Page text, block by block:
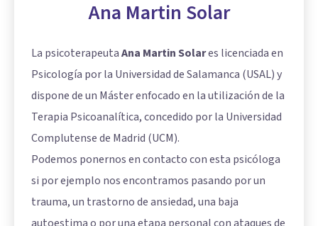
Ana Martin Solar
La psicoterapeutaAna Martin Solares licenciada en
Psicología por la Universidad de Salamanca (USAL) y
dispone de un Máster enfocado en la utilización de la
Terapia Psicoanalítica, concedido por la Universidad
Complutense de Madrid (UCM).
Podemos ponernos en contacto con esta psicóloga
si por ejemplo nos encontramos pasando por un
trauma, un trastorno de ansiedad, una baja